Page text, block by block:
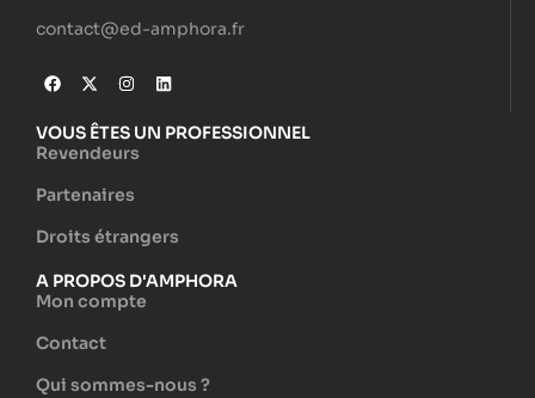
contact@ed-amphora.fr
VOUS ÊTES UN PROFESSIONNEL
Revendeurs
Partenaires
Droits étrangers
A PROPOS D'AMPHORA
Mon compte
Contact
Qui sommes-nous ?